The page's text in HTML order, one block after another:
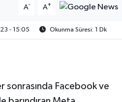
A- A+
- 15:05 Okunma Süresi: 1 Dk
Facebook ve